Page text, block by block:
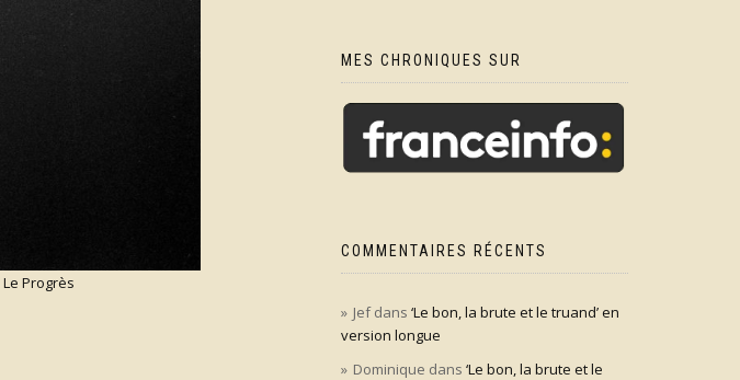
Le Progrès
MES CHRONIQUES SUR
COMMENTAIRES RÉCENTS
Jefdans ‘Le bon, la brute et le truand’ en
version longue
Dominique dans ‘Le bon, la brute et le